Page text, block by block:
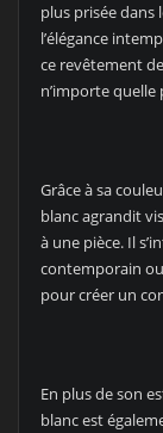
plus prisée dans
l’élégance
ce revêtement
n’importe quelle
Grâce à sa
blanc agrandit
à une pièce. Il
contemporain
pour créer un
En plus de son
blanc est